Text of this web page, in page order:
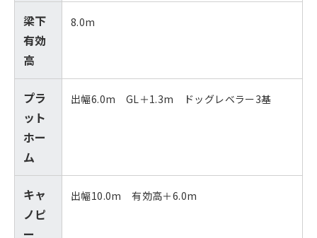
梁下
有効
高
8.0m
プラ
ット
ホー
ム
出幅6.0m GL＋1.3m ドッグレベラー3基
キャ
ノピ
ー
出幅10.0m 有効高＋6.0m